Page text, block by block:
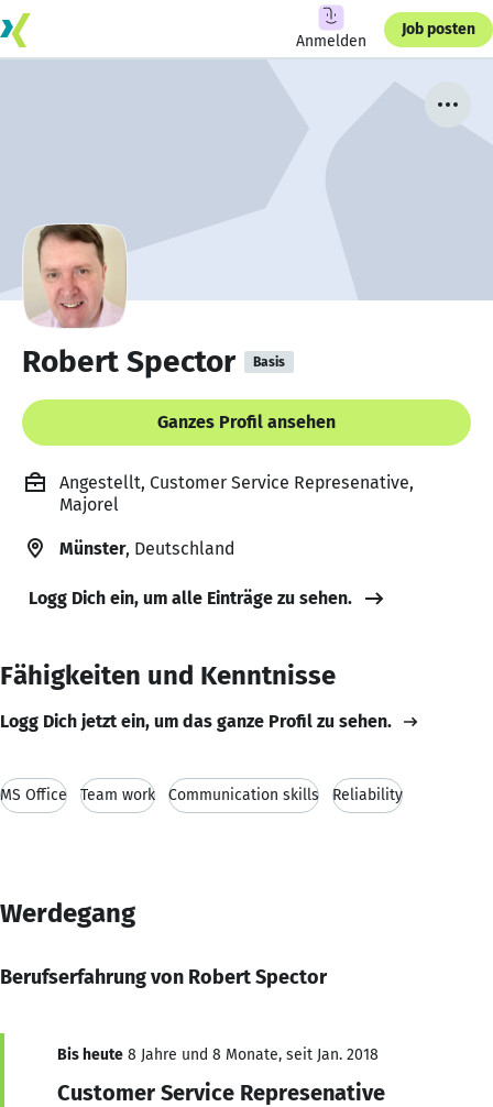
Anmelden
Job posten
Robert Spector Basis
Ganzes Profil ansehen
Angestellt, Customer Service Represenative,
Majorel
Münster, Deutschland
Logg Dich ein, um alle Einträge zu sehen.
Fähigkeiten und Kenntnisse
Logg Dich jetzt ein, um das ganze Profil zu sehen.
MS Office Team work Communication skills Reliability
Werdegang
Berufserfahrung von Robert Spector
Bis heute 8 Jahre und 8 Monate, seit Jan. 2018
Customer Service Represenative